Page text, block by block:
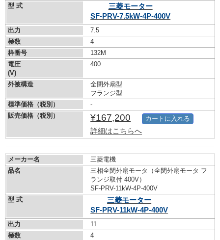
型 式
三菱モーター
SF-PRV-7.5kW-4P-400V
出力
7.5
極数
4
枠番号
132M
電圧
(V)
400
外被構造
全閉外扇型
フランジ型
標準価格（税別）
-
販売価格（税別）
¥167,200
詳細はこちらへ
カートに入れる
メーカー名
三菱電機
品名
三相全閉外扇モータ（全閉外扇モータ フ
ランジ取付 400V）
SF-PRV-11kW-4P-400V
型 式
三菱モーター
SF-PRV-11kW-4P-400V
出力
11
極数
4